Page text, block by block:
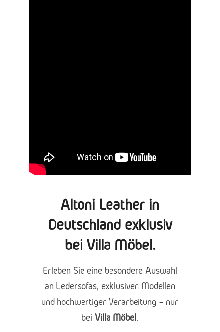
Altoni Leatherin
Deutschland exklusiv
bei Villa Möbel.
Erleben Sie eine besondere Auswahl
an Ledersofas, exklusiven Modellen
und hochwertiger Verarbeitung – nur
beiVilla Möbel.